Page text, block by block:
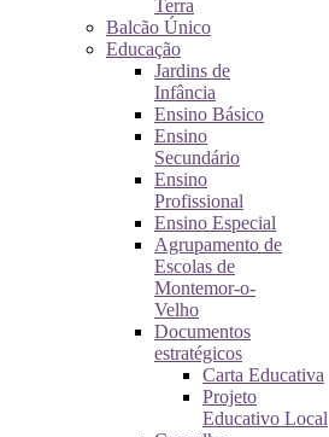
Terra
Balcão Único
Educação
Jardins de
Infância
Ensino Básico
Ensino
Secundário
Ensino
Profissional
Ensino Especial
Agrupamento de
Escolas de
Montemor-o-
Velho
Documentos
estratégicos
Carta Educativa
Projeto
Educativo Local